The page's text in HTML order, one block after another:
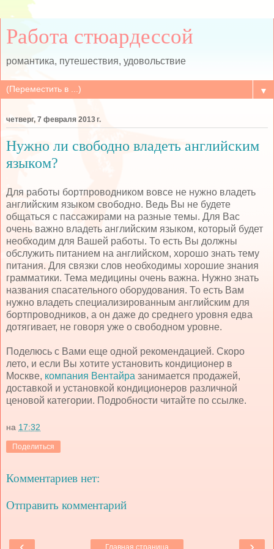
Работа стюардессой
романтика, путешествия, удовольствие
▼
четверг, 7 февраля 2013 г.
Нужно ли свободно владеть английским
языком?
Для работы бортпроводником вовсе не нужно владеть
английским языком свободно. Ведь Вы не будете
общаться с пассажирами на разные темы. Для Вас
очень важно владеть английским языком, который будет
необходим для Вашей работы. То есть Вы должны
обслужить питанием на английском, хорошо знать тему
питания. Для связки слов необходимы хорошие знания
грамматики. Тема медицины очень важна. Нужно знать
названия спасательного оборудования. То есть Вам
нужно владеть специализированным английским для
бортпроводников, а он даже до среднего уровня едва
дотягивает, не говоря уже о свободном уровне.
Поделюсь с Вами еще одной рекомендацией. Скоро
лето, и если Вы хотите установить кондиционер в
Москве, компания Вентайра занимается продажей,
доставкой и установкой кондиционеров различной
ценовой категории. Подробности читайте по ссылке.
на 17:32
Поделиться
Комментариев нет:
Отправить комментарий